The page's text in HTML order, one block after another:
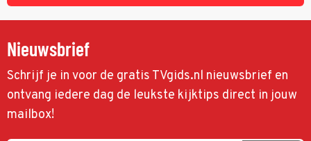
Nieuwsbrief
Schrijf je in voor de gratis TVgids.nl nieuwsbrief en
ontvang iedere dag de leukste kijktips direct in jouw
mailbox!